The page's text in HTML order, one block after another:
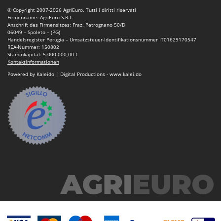
Mowox
MTD
N
New O.M.R.A.
Nilfisk
Ninja
Novatec
Novital
NuAir
NuovaFac
© Copyright 2007-2026 AgriEuro. Tutti i diritti riservati
Firmenname: AgriEuro S.R.L.
Anschrift des Firmensitzes: Fraz. Petrognano 50/D
06049 – Spoleto – (PG)
Handelsregister Perugia – Umsatzsteuer-Identifikationsnummer IT01629170547
REA-Nummer: 150802
Stammkapital: 5.000.000,00 €
Kontaktinformationen
Powered by Kaleido | Digital Productions - www.kalei.do